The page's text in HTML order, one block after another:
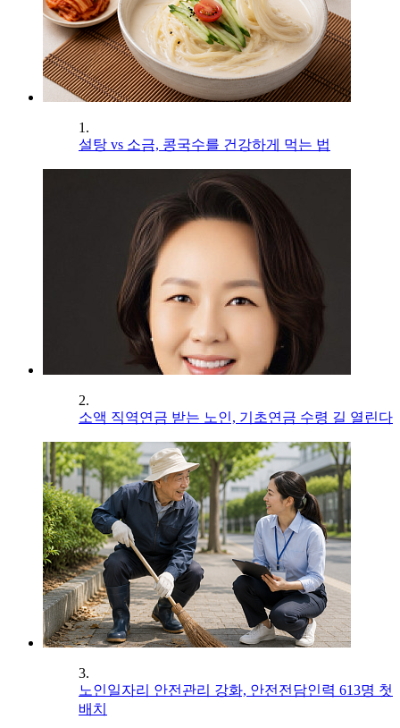
1.
설탕 vs 소금, 콩국수를 건강하게 먹는 법
2.
소액 직역연금 받는 노인, 기초연금 수령 길 열린다
3.
노인일자리 안전관리 강화, 안전전담인력 613명 첫
배치